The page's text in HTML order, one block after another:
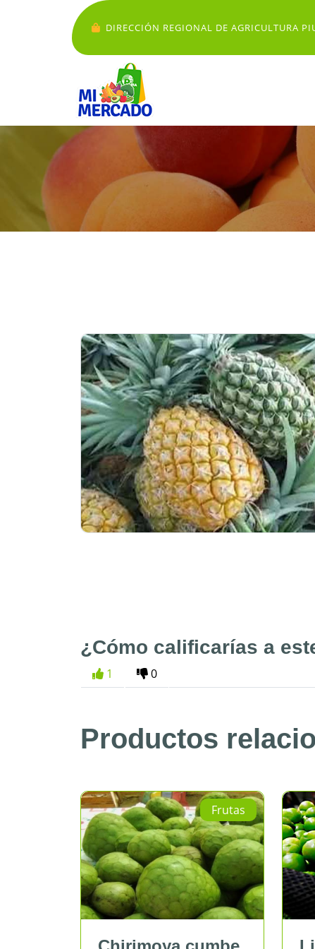
DIRECCIÓN REGIONAL DE AGRICULTURA
¿Cómo calificarías a
1 0
Productos
Frutas